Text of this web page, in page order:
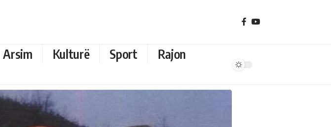
Arsim Kulturë Sport
Rajon